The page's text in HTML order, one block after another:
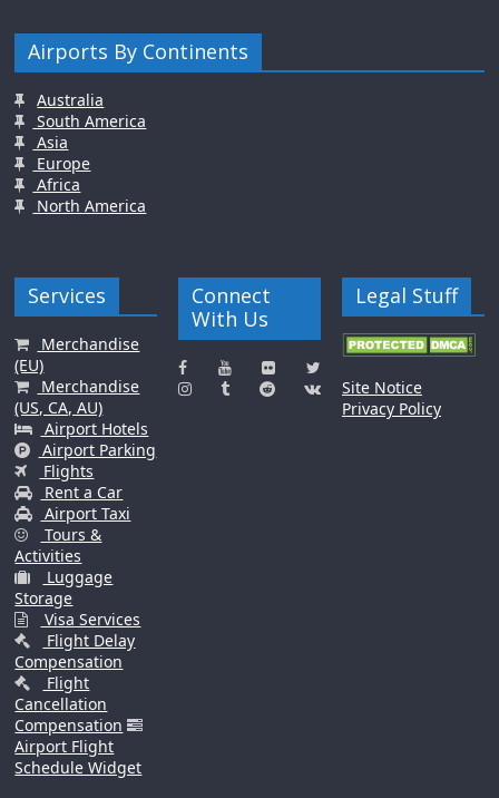
Airports By Continents
Australia
South America
Asia
Europe
Africa
North America
Services
Merchandise
(EU)
Merchandise
(US, CA, AU)
Airport Hotels
Airport Parking
Flights
Rent a Car
Airport Taxi
Tours &
Activities
Luggage
Storage
Visa Services
Flight Delay
Compensation
Flight
Cancellation
Compensation
Airport Flight
Schedule Widget
Connect
With Us
Legal Stuff
Site Notice
Privacy Policy